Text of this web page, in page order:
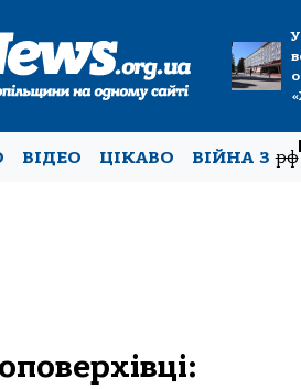
ВІДЕО ЦІКАВО ВІЙНА Зрф